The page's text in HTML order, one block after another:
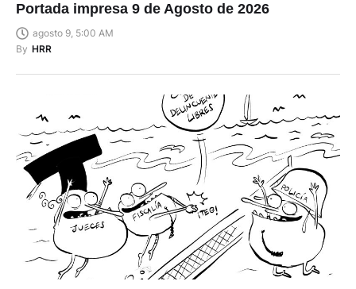
Portada impresa 9 de Agosto de 2026
agosto 9, 5:00 AM
By HRR